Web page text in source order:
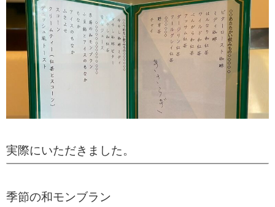
実際にいただきました。
季節の和モンブラン